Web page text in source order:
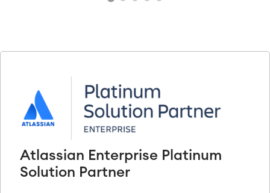
Atlassian Enterprise Platinum
Solution Partner